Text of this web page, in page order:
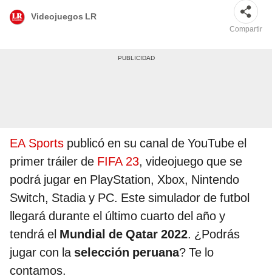
Videojuegos LR
Compartir
EA Sports publicó en su canal de YouTube el
primer tráiler de FIFA 23, videojuego que se
podrá jugar en PlayStation, Xbox, Nintendo
Switch, Stadia y PC. Este simulador de futbol
llegará durante el último cuarto del año y
tendrá el Mundial de Qatar 2022. ¿Podrás
jugar con la selección peruana? Te lo
contamos.